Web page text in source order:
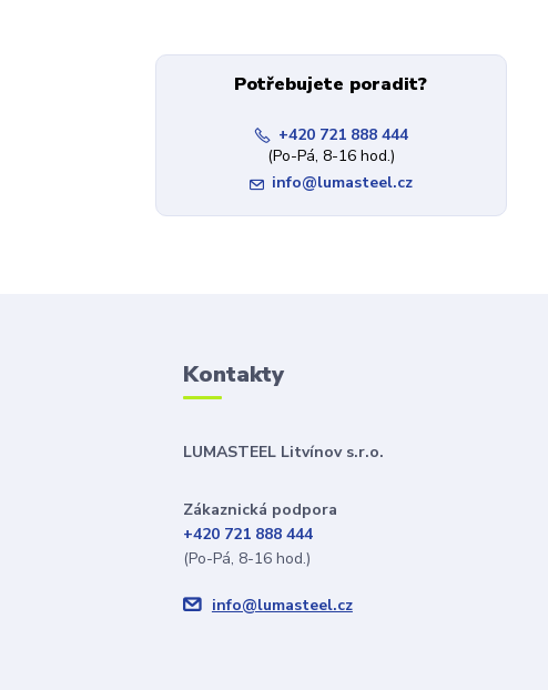
Potřebujete poradit?
+420 721 888 444
(Po-Pá, 8-16 hod.)
info@lumasteel.cz
Kontakty
LUMASTEEL Litvínov s.r.o.
Zákaznická podpora
+420 721 888 444
(Po-Pá, 8-16 hod.)
info@lumasteel.cz